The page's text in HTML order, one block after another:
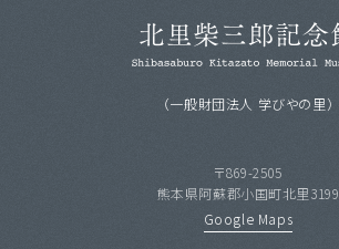
（一般財団法人 学びやの里）
〒869-2505
熊本県阿蘇郡小国町北里3199
Google Maps